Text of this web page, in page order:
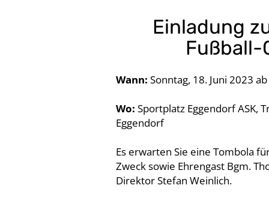
Einladung
Fußball-
Wann: Sonntag, 18. Juni 2023
Wo: Sportplatz Eggendorf ASK,
Eggendorf
Es erwarten Sie eine Tombola
Zweck sowie Ehrengast Bgm.
Direktor Stefan Weinlich.